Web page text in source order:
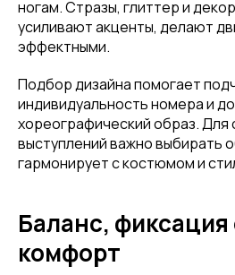
ногам. Стразы, глиттер и
усиливают акценты, делают
эффектными.
Подбор дизайна помогает
индивидуальность номера и
хореографический образ. Для
выступлений важно выбирать
гармонирует с костюмом и
Баланс,
комфорт